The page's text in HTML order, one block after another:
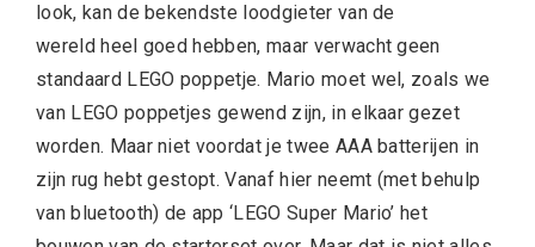
look, kan de bekendste loodgieter van de
wereld heel goed hebben, maar verwacht geen
standaard LEGO poppetje. Mario moet wel, zoals we
van LEGO poppetjes gewend zijn, in elkaar gezet
worden. Maar niet voordat je twee AAA batterijen in
zijn rug hebt gestopt. Vanaf hier neemt (met behulp
van bluetooth) de app ‘LEGO Super Mario’ het